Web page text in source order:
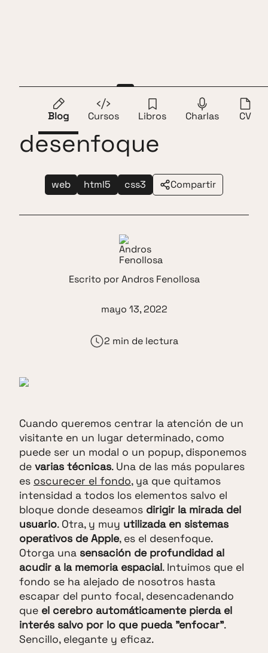
Saltar al contenido
Blog
Cursos Libros Charlas CV
Focalizar mediante
desenfoque
web html5 css3 Compartir
Cuando queremos centrar la atención de un
visitante en un lugar determinado, como
puede ser un modal o un popup, disponemos
de varias técnicas. Una de las más populares
es oscurecer el fondo, ya que quitamos
intensidad a todos los elementos salvo el
bloque donde deseamos dirigir la mirada del
usuario. Otra, y muy utilizada en sistemas
operativos de Apple, es el desenfoque.
Otorga una sensación de profundidad al
acudir a la memoria espacial. Intuimos que el
fondo se ha alejado de nosotros hasta
escapar del punto focal, desencadenando
que el cerebro automáticamente pierda el
interés salvo por lo que pueda "enfocar".
Sencillo, elegante y eficaz.
Escrito porAndros Fenollosa
mayo 13, 2022
2 min de lectura